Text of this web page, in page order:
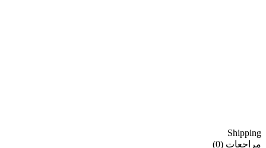
Shipping
مراجعات (0)